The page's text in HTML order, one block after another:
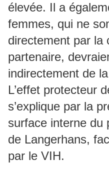
élevée. Il a
femmes, qui ne
directement par la
partenaire,
indirectement de
L’effet protecteur
s’explique par la
surface interne du
de Langerhans,
par le VIH.